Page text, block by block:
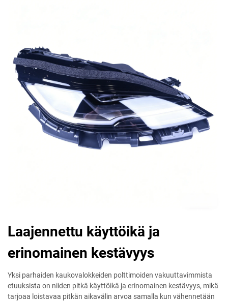
Laajennettu käyttöikä ja
erinomainen kestävyys
Yksi parhaiden kaukovalokkeiden polttimoiden vakuuttavimmista
etuuksista on niiden pitkä käyttöikä ja erinomainen kestävyys, mikä
tarjoaa loistavaa pitkän aikavälin arvoa samalla kun vähennetään